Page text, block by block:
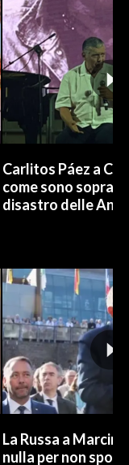
Carlitos Páez a
come sono
disastro delle
La Russa a
nulla per non